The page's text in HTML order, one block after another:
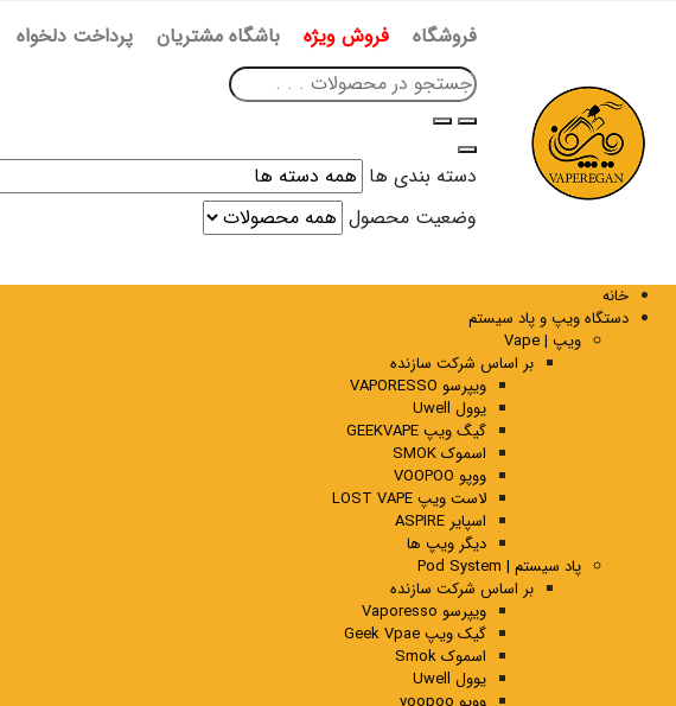
فروشگاه فروش ویژه باشگاه مشتریان پرداخت دلخواه
دسته بندی ها
وضعیت محصول
خانه
دستگاه ویپ و پاد سیستم
ویپ | Vape
بر اساس شرکت سازنده
ویپرسو VAPORESSO
یوول Uwell
گیگ ویپ GEEKVAPE
اسموک SMOK
ووپو VOOPOO
لاست ویپ LOST VAPE
اسپایر ASPIRE
دیگر ویپ ها
پاد سیستم | Pod System
بر اساس شرکت سازنده
ویپرسو Vaporesso
گیک ویپ Geek Vpae
اسموک Smok
یوول Uwell